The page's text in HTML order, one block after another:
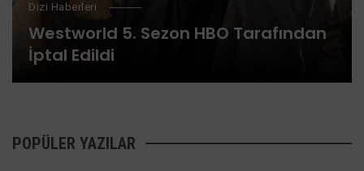
Dizi Haberleri
Westworld 5. Sezon HBO Tarafından
İptal Edildi
POPÜLER YAZILAR